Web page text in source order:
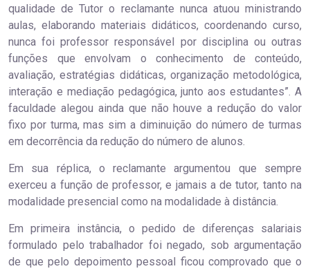
qualidade de Tutor o reclamante nunca atuou ministrando
aulas, elaborando materiais didáticos, coordenando curso,
nunca foi professor responsável por disciplina ou outras
funções que envolvam o conhecimento de conteúdo,
avaliação, estratégias didáticas, organização metodológica,
interação e mediação pedagógica, junto aos estudantes”. A
faculdade alegou ainda que não houve a redução do valor
fixo por turma, mas sim a diminuição do número de turmas
em decorrência da redução do número de alunos.
Em sua réplica, o reclamante argumentou que sempre
exerceu a função de professor, e jamais a de tutor, tanto na
modalidade presencial como na modalidade à distância.
Em primeira instância, o pedido de diferenças salariais
formulado pelo trabalhador foi negado, sob argumentação
de que pelo depoimento pessoal ficou comprovado que o